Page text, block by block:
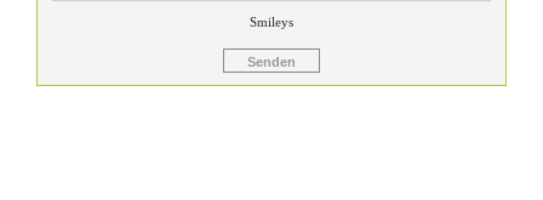
24.06.26 20.00 Uhr OMV Attnang: Der hier angegebene Dieselpreis
mit 1,699 ist aktuell ein viel höherer....
Smileys